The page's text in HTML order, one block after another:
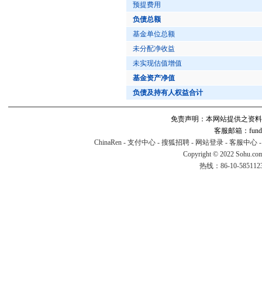
预提费用
负债总额
基金单位总额
未分配净收益
未实现估值增值
基金资产净值
负债及持有人权益合计
免责声明：本网站提供之资
客服邮箱：
ChinaRen - 支付中心 - 搜狐招聘 - 网站登录 - 客服中心
Copyright © 2022
热线：86-10-